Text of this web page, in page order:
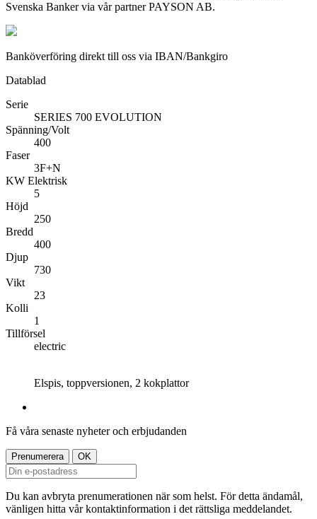
Svenska Banker via vår partner PAYSON AB.
Banköverföring direkt till oss via IBAN/Bankgiro
Datablad
Serie
SERIES 700 EVOLUTION
Spänning/Volt
400
Faser
3F+N
KW Elektrisk
5
Höjd
250
Bredd
400
Djup
730
Vikt
23
Kolli
1
Tillförsel
electric
Elspis, toppversionen, 2 kokplattor
Få våra senaste nyheter och erbjudanden
Du kan avbryta prenumerationen när som helst. För detta ändamål,
vänligen hitta vår kontaktinformation i det rättsliga meddelandet.